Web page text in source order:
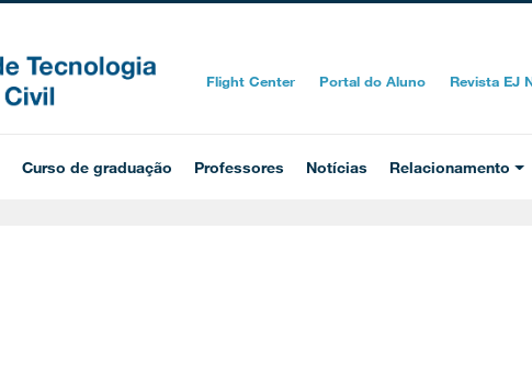
Flight Center Portal do Aluno Revista EJ
Curso de graduação Professores Notícias Relacionamento